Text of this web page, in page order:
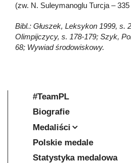
(zw. N. Suleymanoglu Turcja –
Bibl.: Głuszek, Leksykon 1999, s.
Olimpijczycy, s. 178-179; Szyk,
68; Wywiad środowiskowy.
#TeamPL
Biografie
Medaliści
Polskie medale
Statystyka medalowa